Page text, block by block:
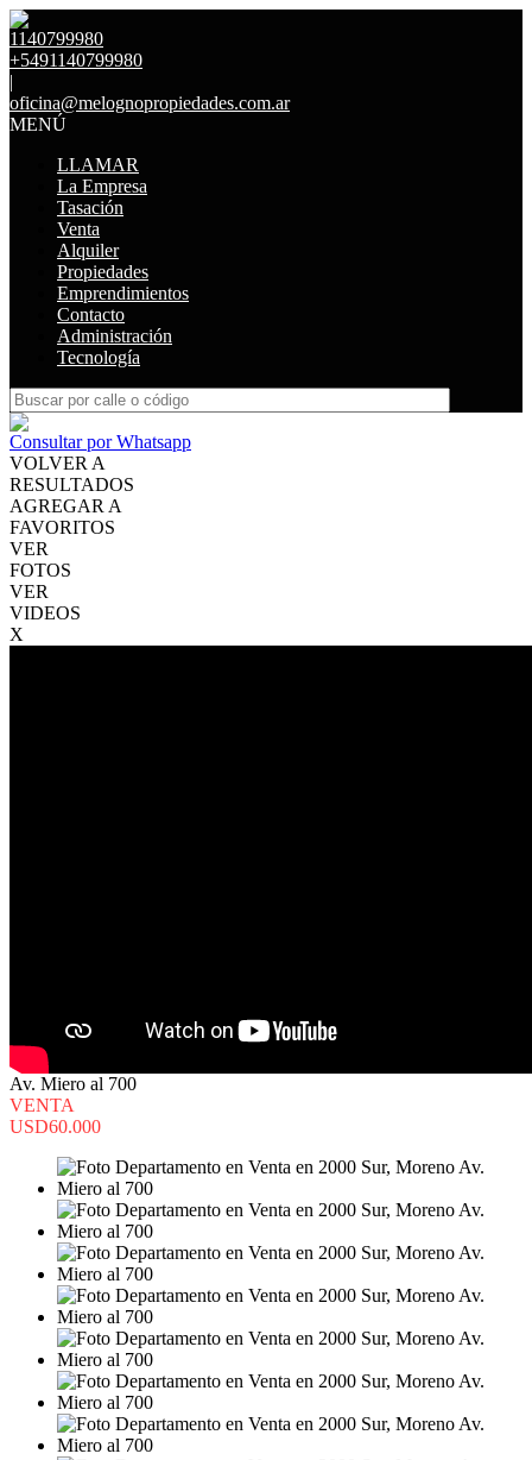
1140799980
+5491140799980
|
oficina@melognopropiedades.com.ar
MENÚ
LLAMAR
La Empresa
Tasación
Venta
Alquiler
Propiedades
Emprendimientos
Contacto
Administración
Tecnología
Consultar por Whatsapp
VOLVER A
RESULTADOS
AGREGAR A
FAVORITOS
VER
FOTOS
VER
VIDEOS
X
Av. Miero al 700
VENTA
USD60.000